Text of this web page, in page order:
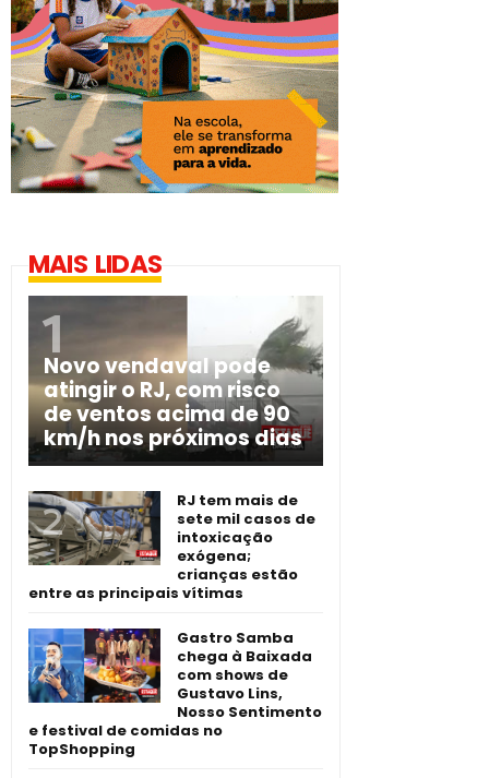
MAIS LIDAS
Novo vendaval pode
atingir o RJ, com risco
de ventos acima de 90
km/h nos próximos dias
RJ tem mais de
sete mil casos de
intoxicação
exógena;
crianças estão
entre as principais vítimas
Gastro Samba
chega à Baixada
com shows de
Gustavo Lins,
Nosso Sentimento
e festival de comidas no
TopShopping